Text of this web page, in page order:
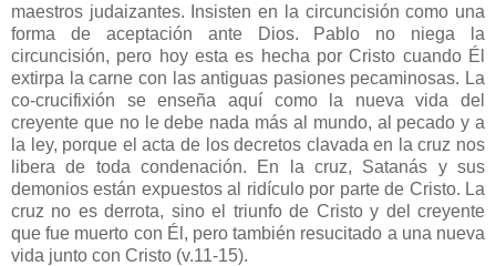
maestros judaizantes. Insisten en la circuncisión como una
forma de aceptación ante Dios. Pablo no niega la
circuncisión, pero hoy esta es hecha por Cristo cuando Él
extirpa la carne con las antiguas pasiones pecaminosas. La
co-crucifixión se enseña aquí como la nueva vida del
creyente que no le debe nada más al mundo, al pecado y a
la ley, porque el acta de los decretos clavada en la cruz nos
libera de toda condenación. En la cruz, Satanás y sus
demonios están expuestos al ridículo por parte de Cristo. La
cruz no es derrota, sino el triunfo de Cristo y del creyente
que fue muerto con Él, pero también resucitado a una nueva
vida junto con Cristo (v.11-15).